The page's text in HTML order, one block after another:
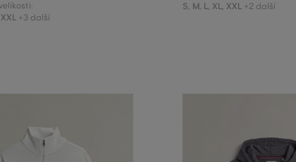
XXL +3 další
S, M, L, XL, XXL +2 další